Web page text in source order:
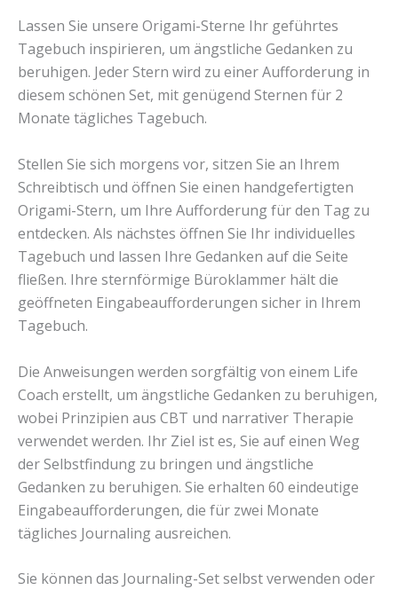
Lassen Sie unsere Origami-Sterne Ihr geführtes
Tagebuch inspirieren, um ängstliche Gedanken zu
beruhigen. Jeder Stern wird zu einer Aufforderung in
diesem schönen Set, mit genügend Sternen für 2
Monate tägliches Tagebuch.
Stellen Sie sich morgens vor, sitzen Sie an Ihrem
Schreibtisch und öffnen Sie einen handgefertigten
Origami-Stern, um Ihre Aufforderung für den Tag zu
entdecken. Als nächstes öffnen Sie Ihr individuelles
Tagebuch und lassen Ihre Gedanken auf die Seite
fließen. Ihre sternförmige Büroklammer hält die
geöffneten Eingabeaufforderungen sicher in Ihrem
Tagebuch.
Die Anweisungen werden sorgfältig von einem Life
Coach erstellt, um ängstliche Gedanken zu beruhigen,
wobei Prinzipien aus CBT und narrativer Therapie
verwendet werden. Ihr Ziel ist es, Sie auf einen Weg
der Selbstfindung zu bringen und ängstliche
Gedanken zu beruhigen. Sie erhalten 60 eindeutige
Eingabeaufforderungen, die für zwei Monate
tägliches Journaling ausreichen.
Sie können das Journaling-Set selbst verwenden oder